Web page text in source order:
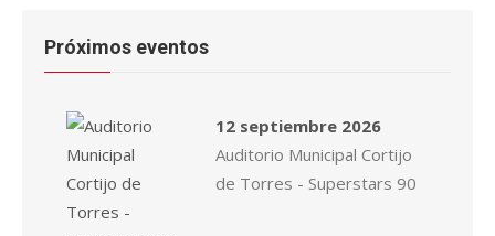
Próximos eventos
12 septiembre 2026
Auditorio Municipal Cortijo
de Torres - Superstars 90